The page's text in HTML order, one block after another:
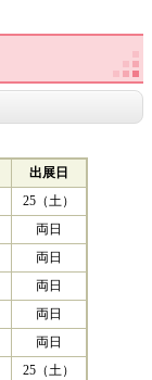
出展日
25（土）
両日
両日
両日
両日
両日
25（土）